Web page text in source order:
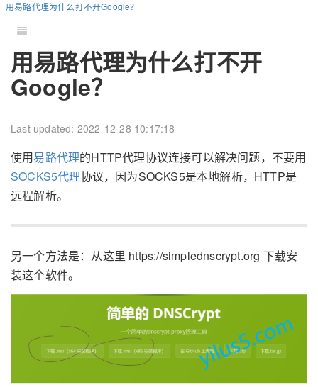
用易路代理为什么打不开Google？
用易路代理为什么打不开
Google？
Last updated: 2022-12-28 10:17:18
使用易路代理的HTTP代理协议连接可以解决问题，不要用
SOCKS5代理协议，因为SOCKS5是本地解析，HTTP是
远程解析。
另一个方法是：从这里 https://simplednscrypt.org 下载安
装这个软件。